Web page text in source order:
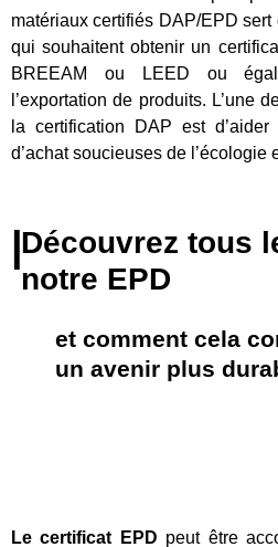
matériaux certifiés DAP/EPD
qui souhaitent obtenir un
BREEAM ou LEED ou
l’exportation de produits. L’une
la certification DAP est
d’achat soucieuses de l’écologie
|Découvrez tous
notre EPD
et comment cela
un avenir plus
Le certificat EPD peut être